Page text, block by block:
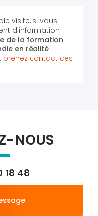
visite, si vous
d'information
de la formation
en réalité
: prenez contact dès
NOUS
18 48